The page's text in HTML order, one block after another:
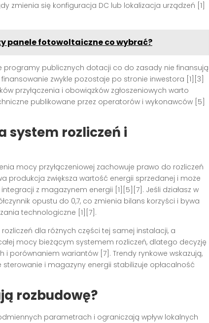
zmienia się konfiguracja DC lub lokalizacja urządzeń [1]
panele fotowoltaiczne co wybrać?
programy publicznych dotacji co do zasady nie finansują
zwykle pozostaje po stronie inwestora [1][3]
przyłączenia i obowiązków zgłoszeniowych warto
publikowane przez operatorów i wykonawców [5]
system rozliczeń i
mocy przyłączeniowej zachowuje prawo do rozliczeń
produkcja zwiększa wartość energii sprzedanej i może
z magazynem energii [1][5][7]. Jeśli działasz w
opustu do 0,7, co zmienia bilans korzyści i bywa
technologiczne [1][7].
dla różnych części tej samej instalacji, a
mocy bieżącym systemem rozliczeń, dlatego decyzję
porównaniem wariantów [7]. Trendy rynkowe wskazują,
i magazyny energii stabilizuje opłacalność
rozbudowę?
parametrach i ograniczają wpływ lokalnych